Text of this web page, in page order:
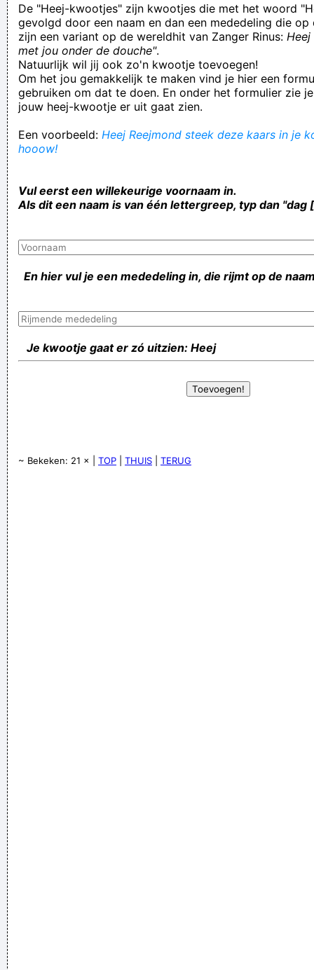
De "Heej-kwootjes" zijn kwootjes die met het woord
gevolgd door een naam en dan een mededeling die op
zijn een variant op de wereldhit van Zanger Rinus:
met jou onder de douche".
Natuurlijk wil jij ook zo'n kwootje toevoegen!
Om het jou gemakkelijk te maken vind je hier een
gebruiken om dat te doen. En onder het formulier zie
jouw heej-kwootje er uit gaat zien.
Een voorbeeld: Heej Reejmond steek deze kaars in je
hooow!
Vul eerst een willekeurige voornaam in.
Als dit een naam is van één lettergreep, typ dan "dag
En hier vul je een mededeling in, die rijmt op de
Je kwootje gaat er zó uitzien: Heej
~ Bekeken: 21 × | TOP THUIS TERUG